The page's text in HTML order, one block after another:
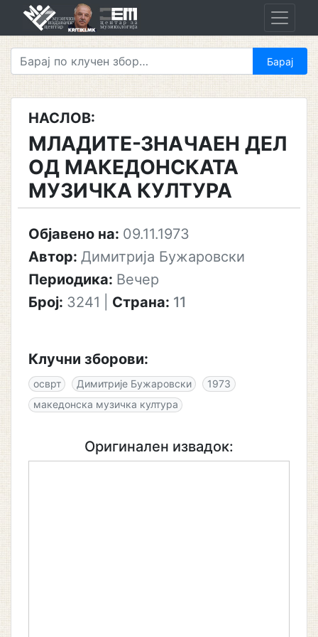
НАСЛОВ:
МЛАДИТЕ-ЗНАЧАЕН ДЕЛ
ОД МАКЕДОНСКАТА
МУЗИЧКА КУЛТУРА
Објавено на: 09.11.1973
Автор: Димитрија Бужаровски
Периодика: Вечер
Број: 3241 Страна: 11
Клучни зборови:
осврт Димитрије Бужаровски
1973
македонска музичка култура
Оригинален извадок: